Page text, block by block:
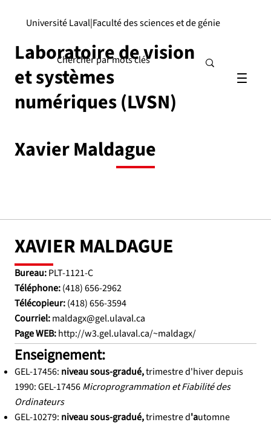
Laboratoire de vision
et systèmes
numériques (LVSN)
|
Université Laval Faculté des sciences et de génie
Xavier Maldague
XAVIER MALDAGUE
Bureau:PLT-1121-C
Téléphone:(418) 656-2962
Télécopieur:(418) 656-3594
Courriel:maldagx@gel.ulaval.ca
Page WEB:http://w3.gel.ulaval.ca/~maldagx/
Enseignement:
GEL-17456: niveau sous-gradué,trimestre d'hiver depuis
1990: GEL-17456Microprogrammation et Fiabilité des
Ordinateurs
GEL-10279: niveau sous-gradué,trimestre d'automne